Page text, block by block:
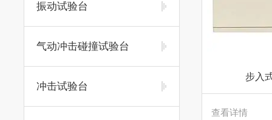
振动试验台
气动冲击碰撞试验台
冲击试验台
步入
查看详情